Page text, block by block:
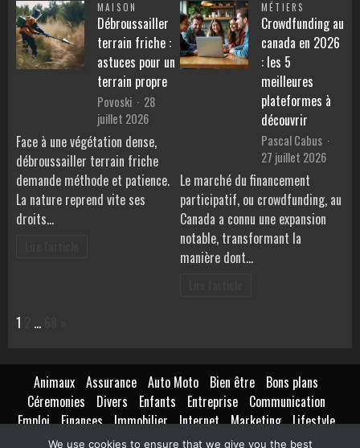
MAISON
Débroussailler
terrain friche :
astuces pour un
terrain propre
Povoski
28
juillet 2026
Face à une végétation dense,
débroussailler terrain friche
demande méthode et patience.
La nature reprend vite ses
droits…
MÉTIERS
Crowdfunding au
canada en 2026
: les 5
meilleures
plateformes à
découvrir
Pascal Cabus
27 juillet 2026
Le marché du financement
participatif, ou crowdfunding, au
Canada a connu une expansion
notable, transformant la
manière dont…
Page:
1 …
Animaux Assurance Auto Moto Bien être
Bons plans
Céremonies
Divers Enfants Entreprise
Communication
Emploi Finances Immobilier Internet Marketing Lifestyle
Loisirs Maison Extérieur Intérieur Maternité Métiers
We use cookies to ensure that we give you the best